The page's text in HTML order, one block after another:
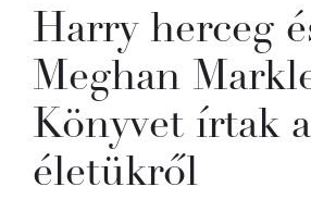
Harry herceg
Meghan
Könyvet írtak
életükről